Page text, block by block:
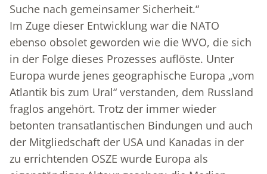
Suche nach gemeinsamer Sicherheit.“
Im Zuge dieser Entwicklung war die NATO
ebenso obsolet geworden wie die WVO, die sich
in der Folge dieses Prozesses auflöste. Unter
Europa wurde jenes geographische Europa „vom
Atlantik bis zum Ural“ verstanden, dem Russland
fraglos angehört. Trotz der immer wieder
betonten transatlantischen Bindungen und auch
der Mitgliedschaft der USA und Kanadas in der
zu errichtenden OSZE wurde Europa als